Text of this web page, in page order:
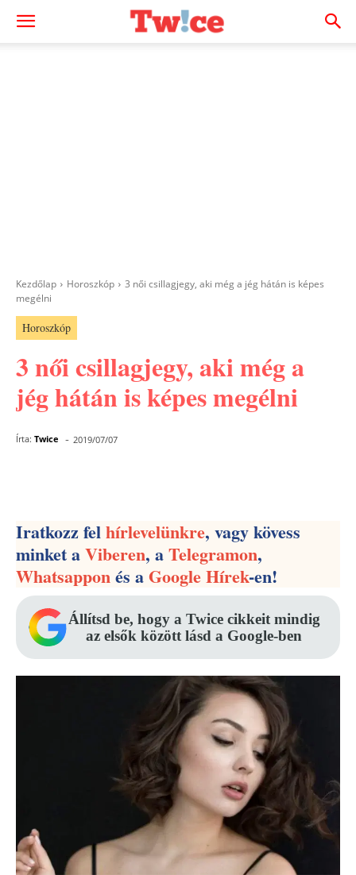
Kezdőlap Horoszkóp
3 női csillagjegy, aki még a jég hátán is képes
megélni
Horoszkóp
3 női csillagjegy, aki még a
jég hátán is képes megélni
Írta: Twice - 2019/07/07
Iratkozz felhírlevelünkre, vagy kövess
minket aViberen, aTelegramon,
Whatsapponés aGoogle Hírek-en!
Állítsd be, hogy a Twice cikkeit mindig
az elsők között lásd a Google-ben